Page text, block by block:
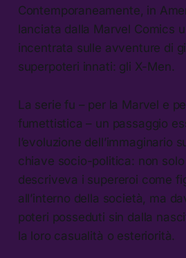
Contemporaneamente, in
lanciata dalla Marvel Comics
incentrata sulle avventure di
superpoteri innati: gli X-Men.
La serie fu – per la Marvel e
fumettistica – un passaggio
l’evoluzione dell’immaginario
chiave socio-politica: non
descriveva i supereroi come
all’interno della società, ma
poteri posseduti sin dalla
la loro casualità o esteriorità.